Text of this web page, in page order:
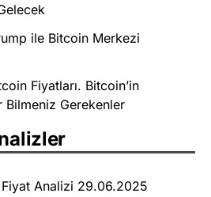
ile Bitcoin Merkezi
Fiyatları. Bitcoin’in
Bilmeniz Gerekenler
Analizi 29.06.2025